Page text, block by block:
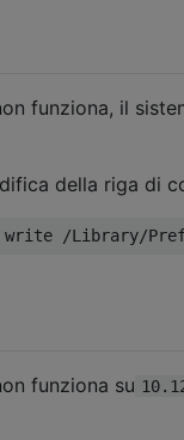
funziona, il
della riga di
write /Library/
funziona su